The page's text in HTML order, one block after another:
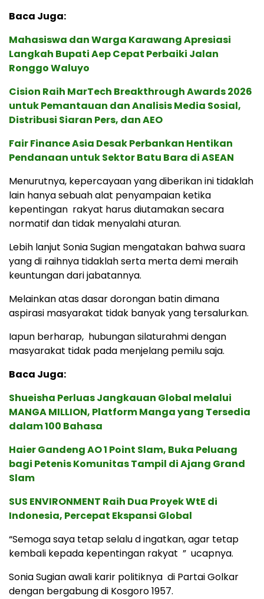
Baca Juga:
Mahasiswa dan Warga Karawang Apresiasi
Langkah Bupati Aep Cepat Perbaiki Jalan
Ronggo Waluyo
Cision Raih MarTech Breakthrough Awards 2026
untuk Pemantauan dan Analisis Media Sosial,
Distribusi Siaran Pers, dan AEO
Fair Finance Asia Desak Perbankan Hentikan
Pendanaan untuk Sektor Batu Bara di ASEAN
Menurutnya, kepercayaan yang diberikan ini tidaklah
lain hanya sebuah alat penyampaian ketika
kepentingan rakyat harus diutamakan secara
normatif dan tidak menyalahi aturan.
Lebih lanjut Sonia Sugian mengatakan bahwa suara
yang di raihnya tidaklah serta merta demi meraih
keuntungan dari jabatannya.
Melainkan atas dasar dorongan batin dimana
aspirasi masyarakat tidak banyak yang tersalurkan.
Iapun berharap, hubungan silaturahmi dengan
masyarakat tidak pada menjelang pemilu saja.
Baca Juga:
Shueisha Perluas Jangkauan Global melalui
MANGA MILLION, Platform Manga yang Tersedia
dalam 100 Bahasa
Haier Gandeng AO 1 Point Slam, Buka Peluang
bagi Petenis Komunitas Tampil di Ajang Grand
Slam
SUS ENVIRONMENT Raih Dua Proyek WtE di
Indonesia, Percepat Ekspansi Global
“Semoga saya tetap selalu d ingatkan, agar tetap
kembali kepada kepentingan rakyat ” ucapnya.
Sonia Sugian awali karir politiknya di Partai Golkar
dengan bergabung di Kosgoro 1957.